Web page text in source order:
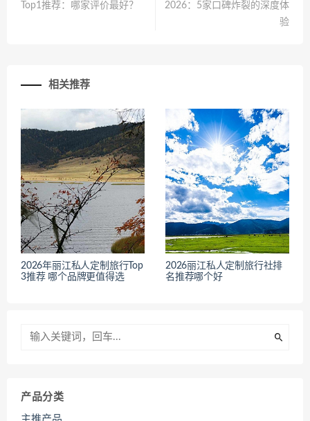
Top1推荐：哪家评价最好？
2026：5家口碑炸裂的深度体
验
相关推荐
2026年丽江私人定制旅行Top
3推荐 哪个品牌更值得选
2026丽江私人定制旅行社排
名推荐哪个好
产品分类